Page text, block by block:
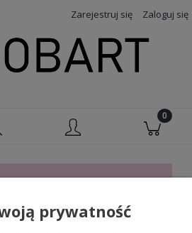
Zarejestruj się Zaloguj się
nasze social media
prywatność